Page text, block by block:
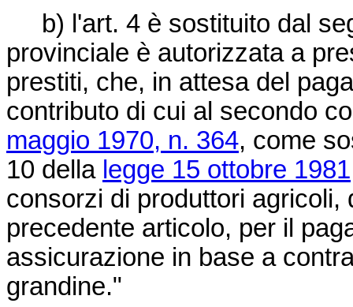
b) l'art. 4 è sostituito dal
provinciale è autorizzata a
prestiti, che, in attesa del
contributo di cui al secondo
maggio 1970, n. 364, come
10 della legge 15 ottobre
consorzi di produttori agricoli,
precedente articolo, per il
assicurazione in base a
grandine."